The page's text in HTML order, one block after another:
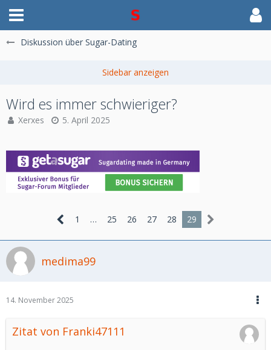
Diskussion über Sugar-Dating
Wird es immer schwieriger?
Xerxes 5. April 2025
1 … 25 26 27 28 29
medima99
14. November 2025
Zitat von Franki47111